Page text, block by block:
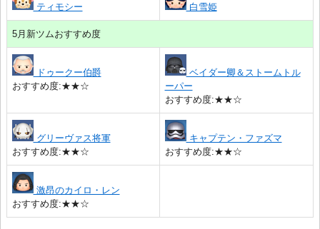
ティモシー 白雪姫
5月新ツムおすすめ度
ドゥークー伯爵
おすすめ度:★★☆
ベイダー卿＆ストームトル
ーパー
おすすめ度:★★☆
グリーヴァス将軍
おすすめ度:★★☆
キャプテン・ファズマ
おすすめ度:★★☆
激昂のカイロ・レン
おすすめ度:★★☆